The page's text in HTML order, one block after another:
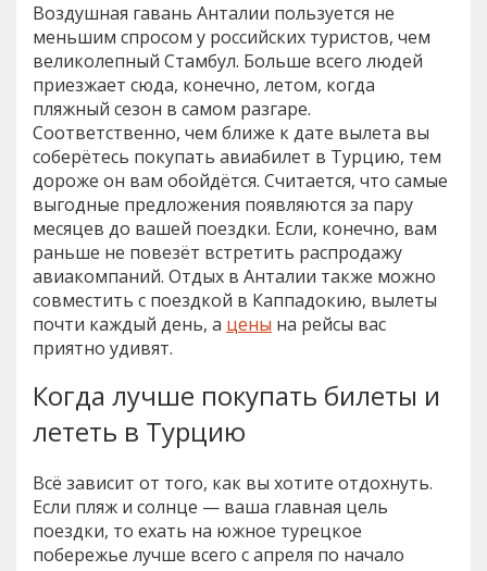
Воздушная гавань Анталии пользуется не
меньшим спросом у российских туристов, чем
великолепный Стамбул. Больше всего людей
приезжает сюда, конечно, летом, когда
пляжный сезон в самом разгаре.
Соответственно, чем ближе к дате вылета вы
соберётесь покупать авиабилет в Турцию, тем
дороже он вам обойдётся. Считается, что самые
выгодные предложения появляются за пару
месяцев до вашей поездки. Если, конечно, вам
раньше не повезёт встретить распродажу
авиакомпаний. Отдых в Анталии также можно
совместить с поездкой в Каппадокию, вылеты
почти каждый день, а цены на рейсы вас
приятно удивят.
Когда лучше покупать билеты и
лететь в Турцию
Всё зависит от того, как вы хотите отдохнуть.
Если пляж и солнце — ваша главная цель
поездки, то ехать на южное турецкое
побережье лучше всего с апреля по начало